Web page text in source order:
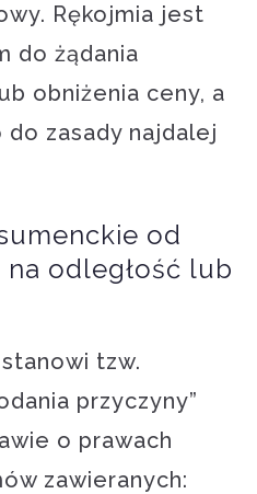
Rękojmia jest
do żądania
obniżenia ceny, a
zasady najdalej
od
odległość lub
tzw.
przyczyny”
o prawach
zawieranych: